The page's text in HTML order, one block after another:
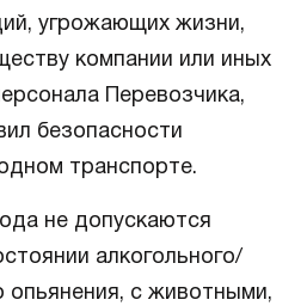
угрожающих жизни,
компании или иных
Перевозчика,
безопасности
транспорте.
не допускаются
алкогольного/
опьянения, с животными,